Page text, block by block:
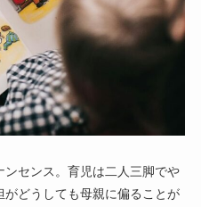
センス。育児は二人三脚でや
どうしても母親に偏ることが